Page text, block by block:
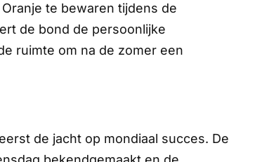
te bewaren tijdens de
de bond de persoonlijke
ruimte om na de zomer een
de jacht op mondiaal succes. De